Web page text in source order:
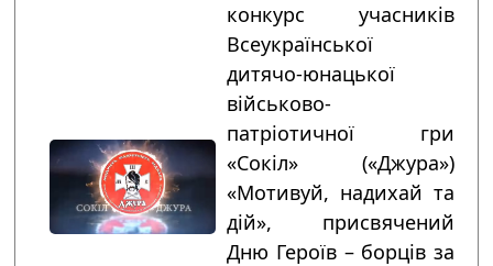
конкурс учасників
Всеукраїнської
дитячо-юнацької
військово-
патріотичної гри
«Сокіл» («Джура»)
«Мотивуй, надихай та
дій», присвячений
Дню Героїв – борців за